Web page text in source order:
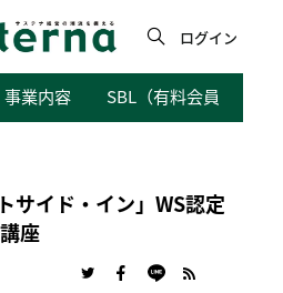
ログイン
事業内容 SBL（有料会員向けサ
サイド・イン」WS認定
座